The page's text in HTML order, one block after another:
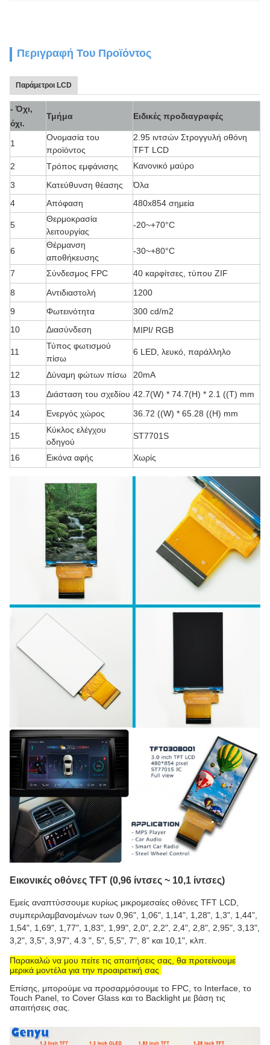
Περιγραφή Του Προϊόντος
Παράμετροι LCD
- Όχι,
όχι.
Τμήμα Ειδικές προδιαγραφές
1
Ονομασία του
προϊόντος
2.95 ιντσών Στρογγυλή οθόνη
TFT LCD
2
Τρόπος εμφάνισης
Κανονικό μαύρο
3
Κατεύθυνση θέασης
Όλα
4
Απόφαση 480x854 σημεία
5
Θερμοκρασία
λειτουργίας
-20~+70°C
6
Θέρμανση
αποθήκευσης
-30~+80°C
7 Σύνδεσμος FPC
40 καρφίτσες, τύπου ZIF
8
Αντιδιαστολή
1200
9
Φωτεινότητα
300 cd/m2
10
Διασύνδεση MIPI/ RGB
11
Τύπος φωτισμού
πίσω
6 LED, λευκό, παράλληλο
12 Δύναμη φώτων πίσω
20mA
13
Διάσταση του σχεδίου 42.7(W) * 74.7(H) * 2.1 ((T) mm
14
Ενεργός χώρος 36.72 ((W) * 65.28 ((H) mm
15
Κύκλος ελέγχου
οδηγού
ST7701S
16 Εικόνα αφής Χωρίς
Εικονικές οθόνες TFT (0,96 ίντσες ~ 10,1 ίντσες)
Εμείς αναπτύσσουμε κυρίως μικρομεσαίες οθόνες TFT LCD,
συμπεριλαμβανομένων των 0,96", 1,06", 1,14", 1,28", 1,3", 1,44",
1,54", 1,69", 1,77", 1,83", 1,99", 2,0", 2,2", 2,4", 2,8", 2,95", 3,13",
3,2", 3,5", 3,97", 4.3 ", 5", 5,5", 7", 8" και 10,1", κλπ.
Παρακαλώ να μου πείτε τις απαιτήσεις σας, θα προτείνουμε
μερικά μοντέλα για την προαιρετική σας
Επίσης, μπορούμε να προσαρμόσουμε το FPC, το Interface, το
Touch Panel, το Cover Glass και το Backlight με βάση τις
απαιτήσεις σας.